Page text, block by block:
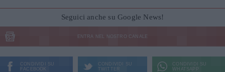
Seguici anche su Google News!
ENTRA NEL NOSTRO CANALE
CONDIVIDI SU
FACEBOOK
CONDIVIDI SU
TWITTER
CONDIVIDI SU
WHATSAPP